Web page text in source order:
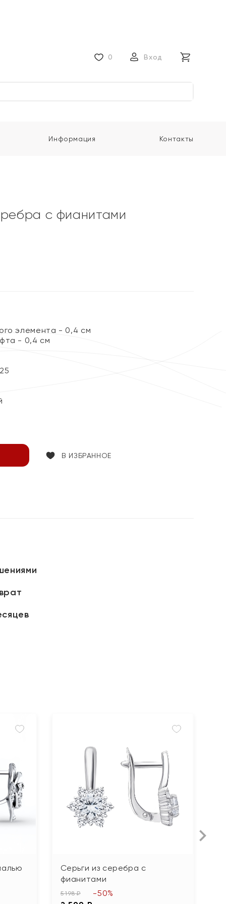
0 Вход
Информация Контакты
с фианитами
элемента - 0,4 см
- 0,4 см
В ИЗБРАННОЕ
Серьги из серебра с
фианитами
5 198 ₽ -50%